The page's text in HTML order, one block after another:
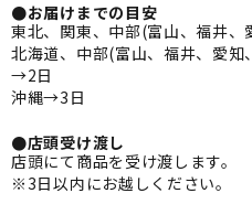
●お届けまでの目安
東北、関東、中部(富山、福井
北海道、中部(富山、福井、愛
→2日
沖縄→3日
●店頭受け渡し
店頭にて商品を受け渡します。
※3日以内にお越しください。